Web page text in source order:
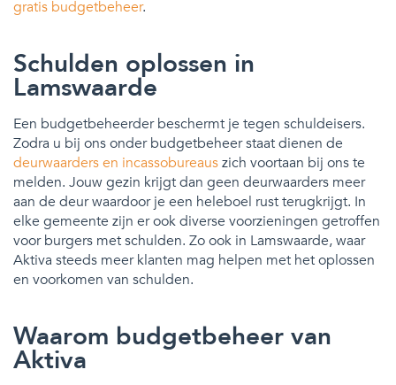
gratis budgetbeheer.
Schulden oplossen in
Lamswaarde
Een budgetbeheerder beschermt je tegen schuldeisers.
Zodra u bij ons onder budgetbeheer staat dienen de
deurwaarders en incassobureauszich voortaan bij ons te
melden. Jouw gezin krijgt dan geen deurwaarders meer
aan de deur waardoor je een heleboel rust terugkrijgt. In
elke gemeente zijn er ook diverse voorzieningen getroffen
voor burgers met schulden. Zo ook in Lamswaarde, waar
Aktiva steeds meer klanten mag helpen met het oplossen
en voorkomen van schulden.
Waarom budgetbeheer van
Aktiva